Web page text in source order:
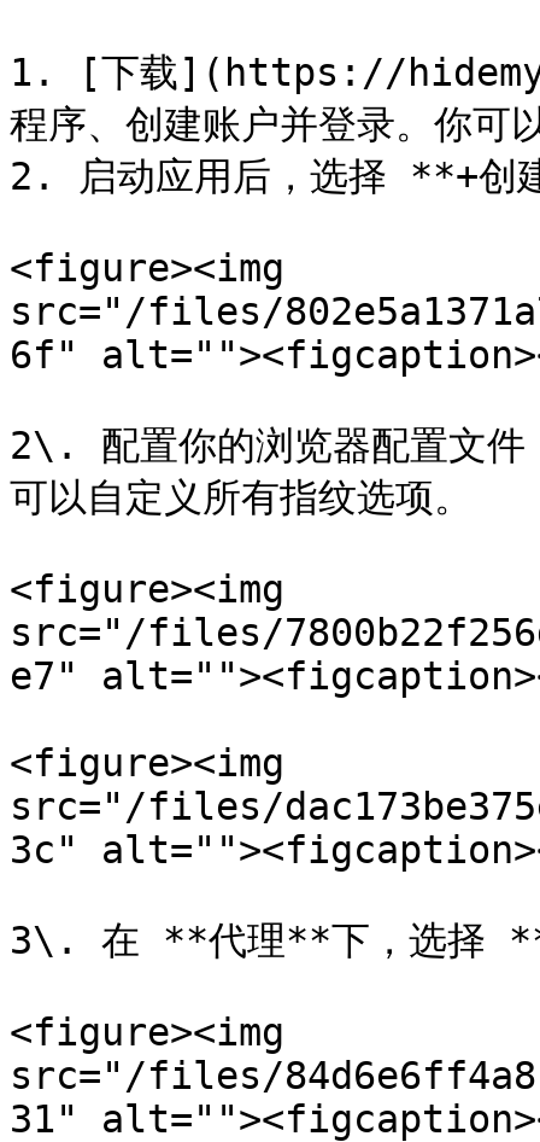
1. [下载](https://
程序、创建账户并登录。你
2. 启动应用后，选择 **+创
<figure><img
src="/files/
6f"
2\. 配置你的浏览器配置文
可以自定义所有指纹选项。
<figure><img
src="/files/
e7"
<figure><img
src="/files/
3c"
3\. 在 **代理**下，选择
<figure><img
src="/files/
31"